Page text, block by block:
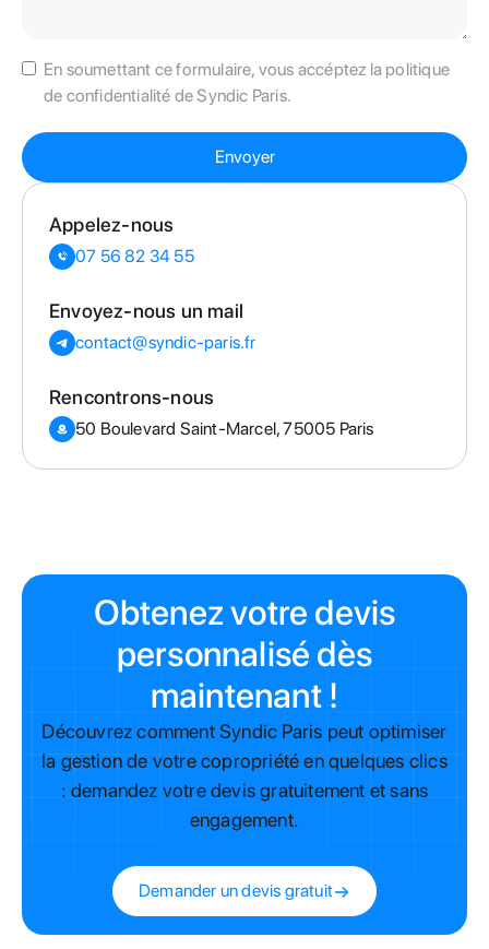
En soumettant ce formulaire, vous accéptez la politique
de confidentialité de Syndic Paris.
Appelez-nous
07 56 82 34 55
Envoyez-nous un mail
contact@syndic-paris.fr
Rencontrons-nous
50 Boulevard Saint-Marcel, 75005 Paris
Obtenez votre devis
personnalisé dès
maintenant !
Découvrez comment Syndic Paris peut optimiser
la gestion de votre copropriété en quelques clics
: demandez votre devis gratuitement et sans
engagement.
Demander un devis gratuit